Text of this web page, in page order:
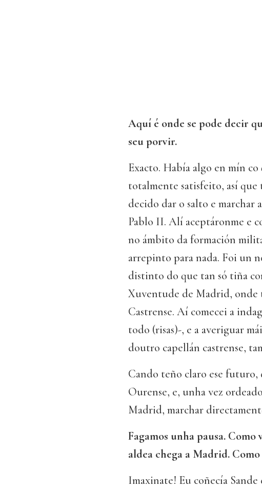
Aquí é onde se pode decir
seu porvir.
Exacto. Había algo en mín
totalmente satisfeito, así que
decido dar o salto e marchar
Pablo II. Alí aceptáronme e
no ámbito da formación
arrepinto para nada. Foi un
distinto do que tan só tiña
Xuventude de Madrid,
Castrense. Aí comecei a
todo (risas)-, e a averiguar
doutro capellán castrense,
Cando teño claro ese futuro,
Ourense, e, unha vez
Madrid, marchar
Fagamos unha pausa. Como
aldea chega a Madrid.
Imaxinate! Eu coñecía Sande